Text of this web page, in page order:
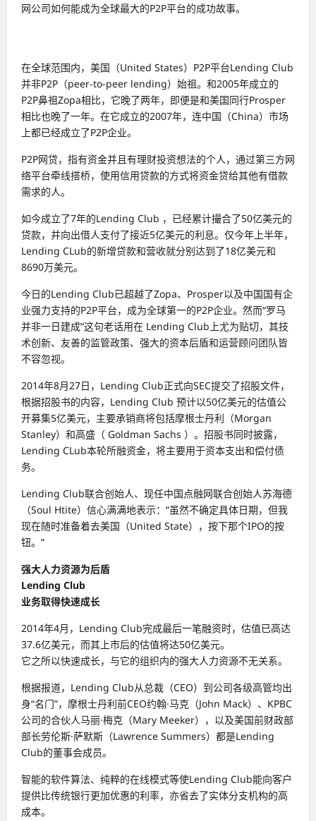
网公司如何能成为全球最大的P2P平台的成功故事。
在全球范围内，美国（United States）P2P平台Lending Club
并非P2P（peer-to-peer lending）始祖。和2005年成立的
P2P鼻祖Zopa相比，它晚了两年，即便是和美国同行Prosper
相比也晚了一年。在它成立的2007年，连中国（China）市场
上都已经成立了P2P企业。
P2P网贷，指有资金并且有理财投资想法的个人，通过第三方网
络平台牵线搭桥，使用信用贷款的方式将资金贷给其他有借款
需求的人。
如今成立了7年的Lending Club ，已经累计撮合了50亿美元的
贷款，并向出借人支付了接近5亿美元的利息。仅今年上半年，
Lending CLub的新增贷款和营收就分别达到了18亿美元和
8690万美元。
今日的Lending Club已超越了Zopa、Prosper以及中国国有企
业强力支持的P2P平台，成为全球第一的P2P企业。然而“罗马
并非一日建成”这句老话用在 Lending Club上尤为贴切，其技
术创新、友善的监管政策、强大的资本后盾和运营顾问团队皆
不容忽视。
2014年8月27日，Lending Club正式向SEC提交了招股文件，
根据招股书的内容，Lending Club 预计以50亿美元的估值公
开募集5亿美元，主要承销商将包括摩根士丹利（Morgan
Stanley）和高盛（ Goldman Sachs ）。招股书同时披露，
Lending CLub本轮所融资金，将主要用于资本支出和偿付债
务。
Lending Club联合创始人、现任中国点融网联合创始人苏海德
（Soul Htite）信心满满地表示：“虽然不确定具体日期，但我
现在随时准备着去美国（United State），按下那个IPO的按
钮。”
强大人力资源为后盾
Lending Club
业务取得快速成长
2014年4月，Lending Club完成最后一笔融资时，估值已高达
37.6亿美元，而其上市后的估值将达50亿美元。
它之所以快速成长，与它的组织内的强大人力资源不无关系。
根据报道，Lending Club从总裁（CEO）到公司各级高管均出
身“名门”，摩根士丹利前CEO约翰·马克（John Mack）、KPBC
公司的合伙人马丽·梅克（Mary Meeker），以及美国前财政部
部长劳伦斯·萨默斯（Lawrence Summers）都是Lending
Club的董事会成员。
智能的软件算法、纯粹的在线模式等使Lending Club能向客户
提供比传统银行更加优惠的利率，亦省去了实体分支机构的高
成本。